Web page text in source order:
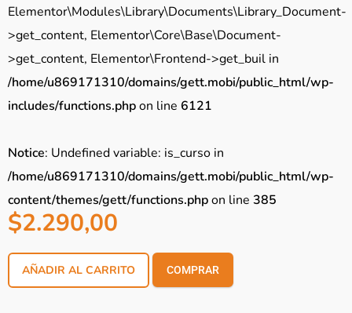
Elementor\Modules\Library\Documents\Library_Document-
>get_content, Elementor\Core\Base\Document-
>get_content, Elementor\Frontend->get_buil in
/home/u869171310/domains/gett.mobi/public_html/wp-
includes/functions.phpon line 6121
Notice: Undefined variable: is_curso in
/home/u869171310/domains/gett.mobi/public_html/wp-
content/themes/gett/functions.phpon line 385
$2.290,00
AÑADIR AL CARRITO COMPRAR